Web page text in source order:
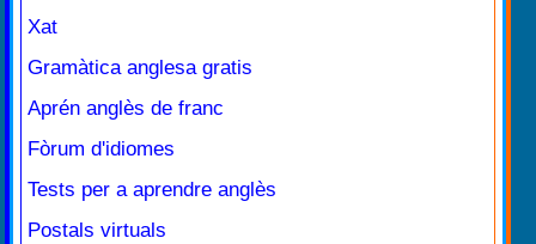
Xat
Gramàtica anglesa gratis
Aprén anglès de franc
Fòrum d'idiomes
Tests per a aprendre anglès
Postals virtuals